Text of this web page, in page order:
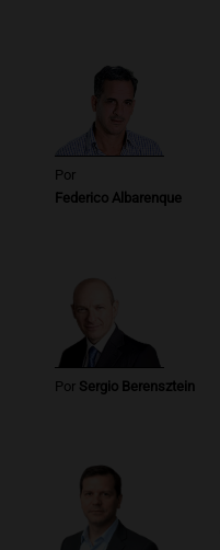
Por
Federico Albarenque
Por Sergio Berensztein